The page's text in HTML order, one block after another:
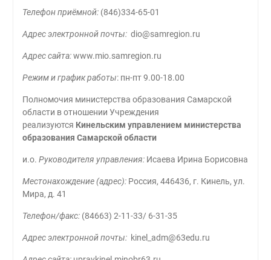
Телефон приёмной: (846)334-65-01
Адрес электронной почты: dio@samregion.ru
Адрес сайта:www.mio.samregion.ru
Режим и график работы: пн-пт 9.00-18.00
Полномочия министерства образования Самарской
области в отношении Учреждения
реализуются Кинельским управлением министерства
образования Самарской области
и.о. Руководителя управления:Исаева Ирина Борисовна
Местонахождение (адрес): Россия, 446436, г. Кинель, ул.
Мира, д. 41
Телефон/факс: (84663) 2-11-33/ 6-31-35
Адрес электронной почты: kinel_adm@63edu.ru